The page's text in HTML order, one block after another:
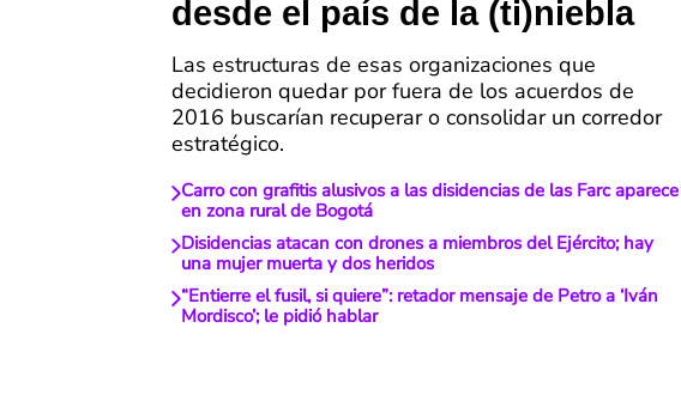
desde el país de la (ti)niebla
Las estructuras de esas organizaciones que
decidieron quedar por fuera de los acuerdos de
2016 buscarían recuperar o consolidar un corredor
estratégico.
Carro con grafitis alusivos a las disidencias de las Farc aparece
en zona rural de Bogotá
Disidencias atacan con drones a miembros del Ejército; hay
una mujer muerta y dos heridos
“Entierre el fusil, si quiere”: retador mensaje de Petro a ‘Iván
Mordisco’; le pidió hablar